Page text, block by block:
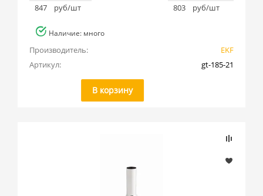
847
руб/шт
803
руб/шт
Наличие: много
Производитель:
EKF
Артикул:
gt-185-21
В корзину